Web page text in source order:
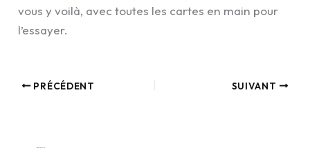
vous y voilà, avec toutes les cartes en main pour
l’essayer.
PRÉCÉDENT SUIVANT